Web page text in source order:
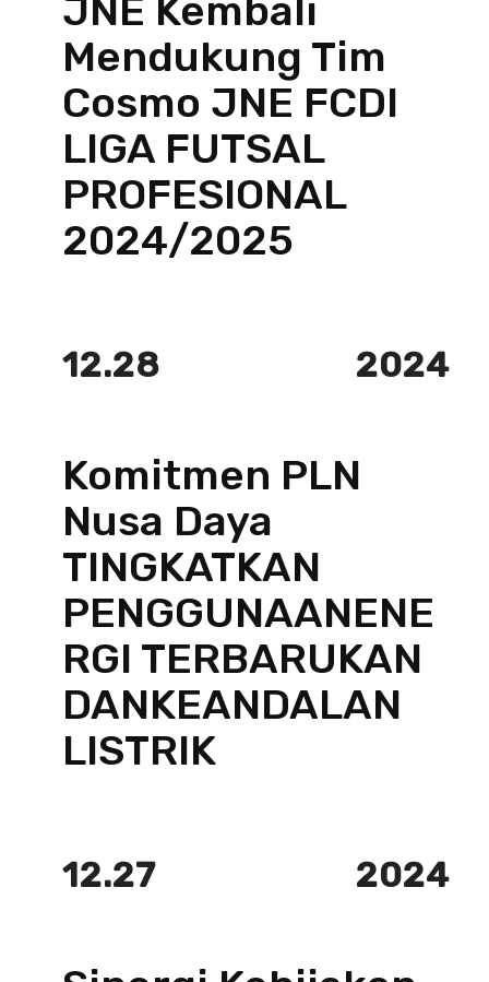
JNE Kembali
Mendukung Tim
Cosmo JNE FCDI
LIGA FUTSAL
PROFESIONAL
2024/2025
12.28 2024
Komitmen PLN
Nusa Daya
TINGKATKAN
PENGGUNAANENE
RGI TERBARUKAN
DANKEANDALAN
LISTRIK
12.27 2024